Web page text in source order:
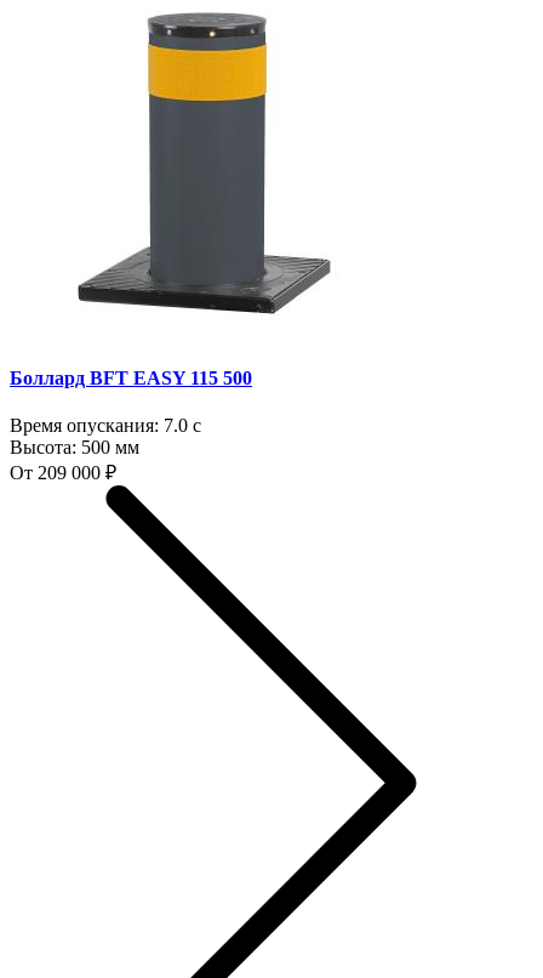
Боллард BFT EASY 115 500
Время опускания: 7.0 с
Высота: 500 мм
От 209 000 ₽